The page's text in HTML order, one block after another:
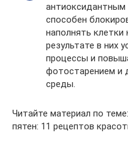
антиоксидантным
способен
наполнять
результате в них
процессы и
фотостарением и
среды.
Читайте материал по
пятен: 11 рецептов